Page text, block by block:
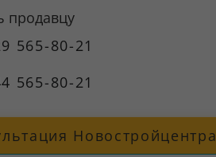
продавцу
565-80-21
565-80-21
Новостройцентра